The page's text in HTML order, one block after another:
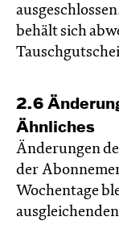
behält sich
2.6
Ähnliches
Änderungen
der
Wochentage